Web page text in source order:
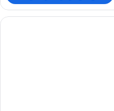
أغطية فراش متميزة وأسرّة بطبقة علوية